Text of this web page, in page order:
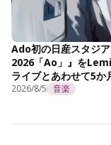
Ado初の日産スタジ
2026「Ao」』を
ライブとあわせて5か
2026/8/5 音楽